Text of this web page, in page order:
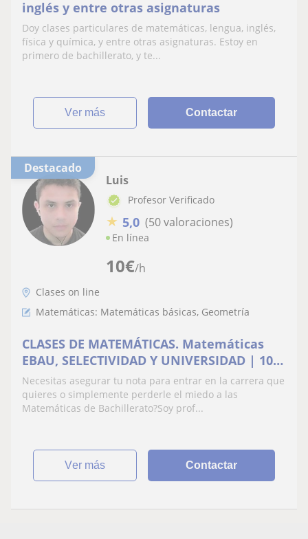
inglés y entre otras asignaturas
Doy clases particulares de matemáticas, lengua, inglés,
física y química, y entre otras asignaturas. Estoy en
primero de bachillerato, y te...
ver más Contactar
Destacado
10€/h
Luis
Profesor Verificado
★ 5,0 (50 valoraciones)
En línea
Clases on line
Matemáticas: Matemáticas básicas, Geometría
CLASES DE MATEMÁTICAS. Matemáticas
EBAU, SELECTIVIDAD Y UNIVERSIDAD | 10
años de experiencia
Necesitas asegurar tu nota para entrar en la carrera que
quieres o simplemente perderle el miedo a las
Matemáticas de Bachillerato?Soy prof...
ver más Contactar